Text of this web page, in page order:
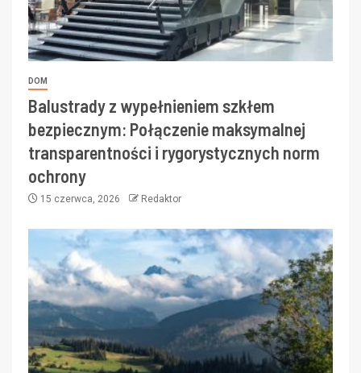
DOM
Balustrady z wypełnieniem szkłem
bezpiecznym: Połączenie maksymalnej
transparentności i rygorystycznych norm
ochrony
15 czerwca, 2026 Redaktor